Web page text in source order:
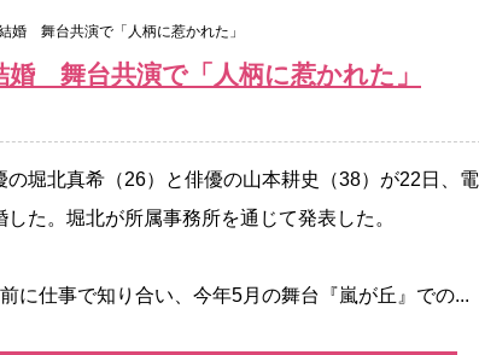
婚 舞台共演で「人柄に惹かれた」
婚 舞台共演で「人柄に惹かれた」
堀北真希（26）と俳優の山本耕史（38）が22日、電
した。堀北が所属事務所を通じて発表した。
仕事で知り合い、今年5月の舞台『嵐が丘』での...